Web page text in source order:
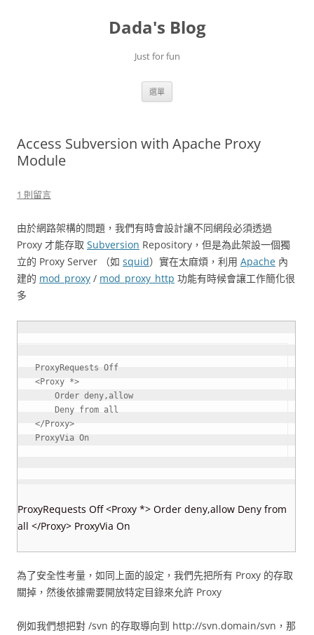
Dada's Blog
Just for fun
選單
Access Subversion with Apache Proxy
Module
1 則留言
由於網路架構的問題，我們有時會設計讓不同網段必須透過
Proxy 才能存取 Subversion Repository，但是為此架設一個獨
立的 Proxy Server （如 squid）實在太麻煩，利用 Apache 內
建的 mod_proxy / mod_proxy_http 功能有時候會讓工作簡化很
多
<Proxy *>
    Order deny,allow
</Proxy>
ProxyVia On
ProxyRequests Off <Proxy *> Order deny,allow Deny from
all </Proxy> ProxyVia On
為了安全性考量，如同上面的設定，我們先把所有 Proxy 的存取
關掉，然後依據需要開放特定目錄來允許 Proxy
例如我們想把對 /svn 的存取導向到 http://svn.domain/svn，那